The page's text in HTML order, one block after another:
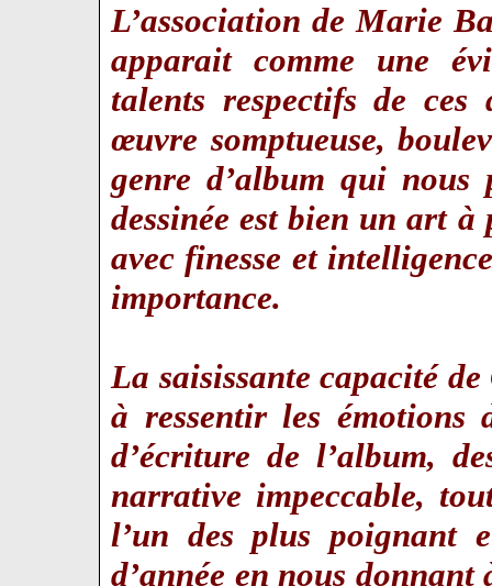
L’association de Marie
apparait comme une
talents respectifs de
œuvre somptueuse,
genre d’album qui nous
dessinée est bien un art
avec finesse et
importance.
La saisissante capacité
à ressentir les émotions
d’écriture de l’album,
narrative impeccable,
l’un des plus poignant
d’année en nous donnant